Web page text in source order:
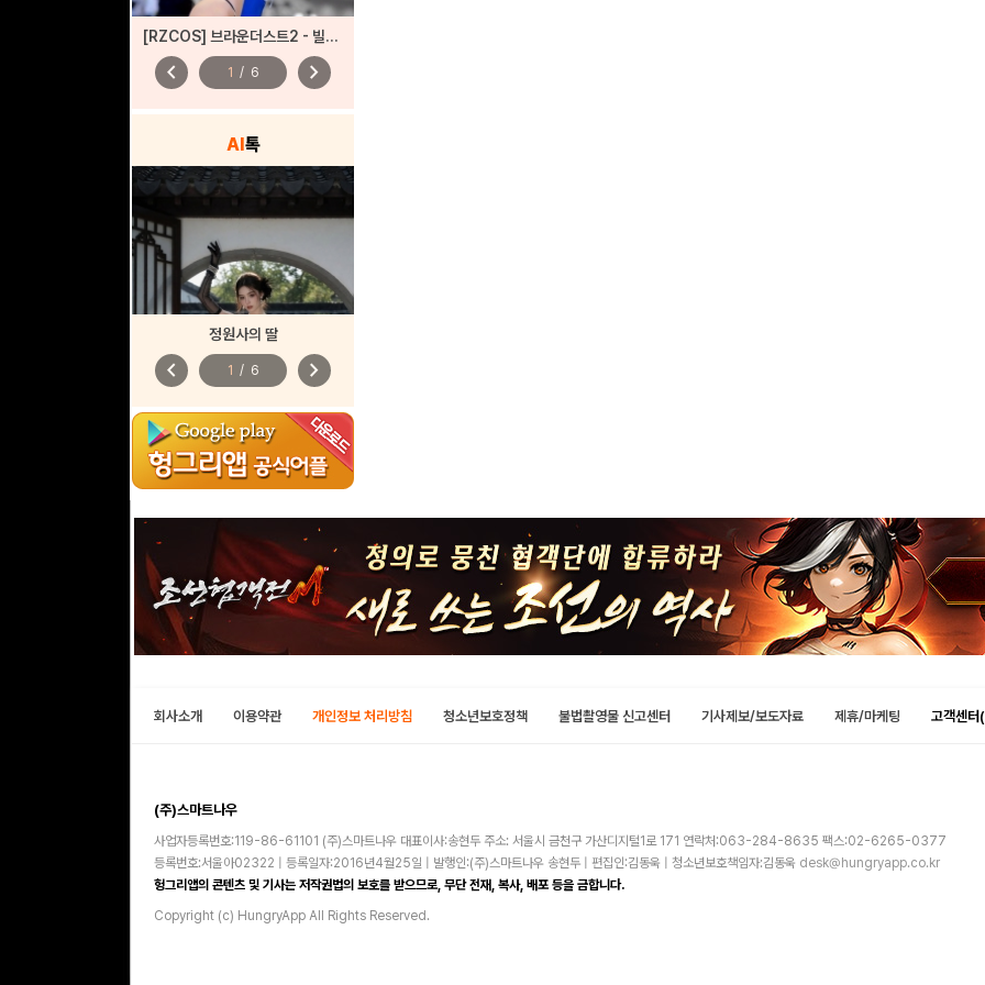
[RZCOS] 브라운더스트2 - 빌헬미나 (Model. JooA)
chevron_left 1 / 6 chevron_right
AI톡
정원사의 딸
chevron_left 1 / 6 chevron_right
회사소개 이용약관 개인정보 처리방침 청소년보호정책 불법촬영물 신고센터 기사제보/보도자료 제휴/마케팅 고객센
(주)스마트나우
사업자등록번호:119-86-61101 (주)스마트나우 대표이사:송현두 주소: 서울시 금천구 가산디지털1로 171 연락처:063-284-8635 팩스:02-6265-0377
등록번호:서울아02322 | 등록일자:2016년4월25일 | 발행인:(주)스마트나우 송현두 | 편집인:김동욱 | 청소년보호책임자:김동욱 desk@hungryapp.co.kr
헝그리앱의 콘텐츠 및 기사는 저작권법의 보호를 받으므로, 무단 전재, 복사, 배포 등을 금합니다.
Copyright (c) HungryApp All Rights Reserved.